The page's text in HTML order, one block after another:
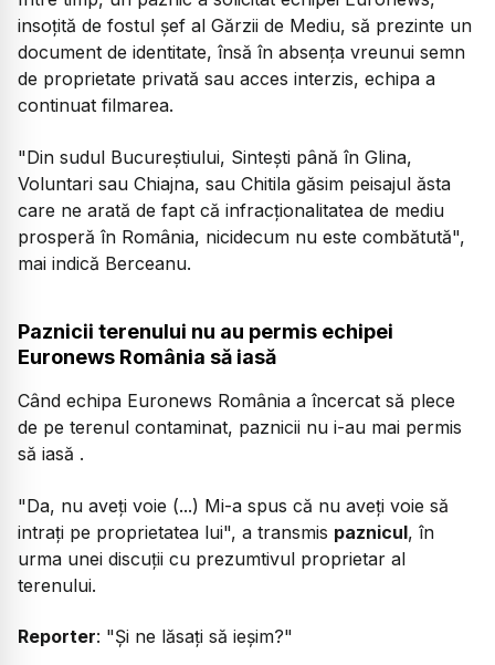
insoțită de fostul șef al Gărzii de Mediu, să prezinte un
document de identitate, însă în absența vreunui semn
de proprietate privată sau acces interzis, echipa a
continuat filmarea.
"Din sudul Bucureștiului, Sintești până în Glina,
Voluntari sau Chiajna, sau Chitila găsim peisajul ăsta
care ne arată de fapt că infracționalitatea de mediu
prosperă în România, nicidecum nu este combătută",
mai indică Berceanu.
Paznicii terenului nu au permis echipei
Euronews România să iasă
Când echipa Euronews România a încercat să plece
de pe terenul contaminat, paznicii nu i-au mai permis
să iasă .
"Da, nu aveți voie (...) Mi-a spus că nu aveți voie să
intrați pe proprietatea lui", a transmis paznicul, în
urma unei discuții cu prezumtivul proprietar al
terenului.
Reporter: "Și ne lăsați să ieșim?"